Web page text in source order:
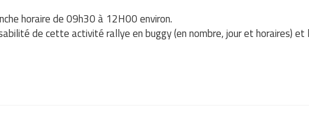
horaire de 09h30 à 12H00 environ.
de cette activité rallye en buggy (en nombre, jour et horaires)